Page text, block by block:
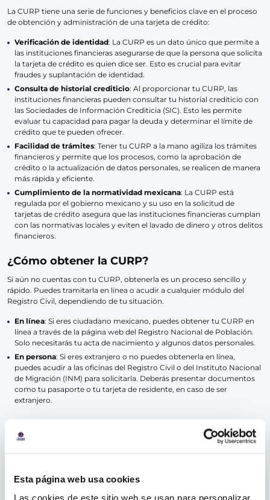
Esta página web usa cookies
Las cookies de este sitio web se usan para personalizar
La CURP tiene una serie de funciones y beneficios clave en el proceso
de obtención y administración de una tarjeta de crédito:
Verificación de identidad: La CURP es un dato único que permite a
las instituciones financieras asegurarse de que la persona que solicita
la tarjeta de crédito es quien dice ser. Esto es crucial para evitar
fraudes y suplantación de identidad.
Consulta de historial crediticio: Al proporcionar tu CURP, las
instituciones financieras pueden consultar tu historial crediticio con
las Sociedades de Información Crediticia (SIC). Esto les permite
evaluar tu capacidad para pagar la deuda y determinar el límite de
crédito que te pueden ofrecer.
Facilidad de trámites: Tener tu CURP a la mano agiliza los trámites
financieros y permite que los procesos, como la aprobación de
crédito o la actualización de datos personales, se realicen de manera
más rápida y eficiente.
Cumplimiento de la normatividad mexicana: La CURP está
regulada por el gobierno mexicano y su uso en la solicitud de
tarjetas de crédito asegura que las instituciones financieras cumplan
con las normativas locales y eviten el lavado de dinero y otros delitos
financieros.
¿Cómo obtener la CURP?
Si aún no cuentas con tu CURP, obtenerla es un proceso sencillo y
rápido. Puedes tramitarla en línea o acudir a cualquier módulo del
Registro Civil, dependiendo de tu situación.
En línea: Si eres ciudadano mexicano, puedes obtener tu CURP en
línea a través de la página web del Registro Nacional de Población.
Solo necesitarás tu acta de nacimiento y algunos datos personales.
En persona: Si eres extranjero o no puedes obtenerla en línea,
puedes acudir a las oficinas del Registro Civil o del Instituto Nacional
de Migración (INM) para solicitarla. Deberás presentar documentos
como tu pasaporte o tu tarjeta de residente, en caso de ser
extranjero.
facilitar los trámites relacionados con tu tarjeta de crédito.
Uno de los aspectos más importantes de la CURP en el contexto de las
tarjetas de crédito es su relación con el historial crediticio. El historial
crediticio es un registro de tu comportamiento de pago en relación